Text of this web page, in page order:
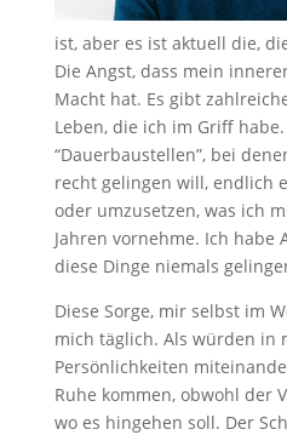
ist, aber es ist aktuell die,
Die Angst, dass mein
Macht hat. Es gibt
Leben, die ich im Griff
“Dauerbaustellen”, bei
recht gelingen will, endlich
oder umzusetzen, was ich
Jahren vornehme. Ich habe
diese Dinge niemals
Diese Sorge, mir selbst im
mich täglich. Als würden in
Persönlichkeiten
Ruhe kommen, obwohl der
wo es hingehen soll. Der